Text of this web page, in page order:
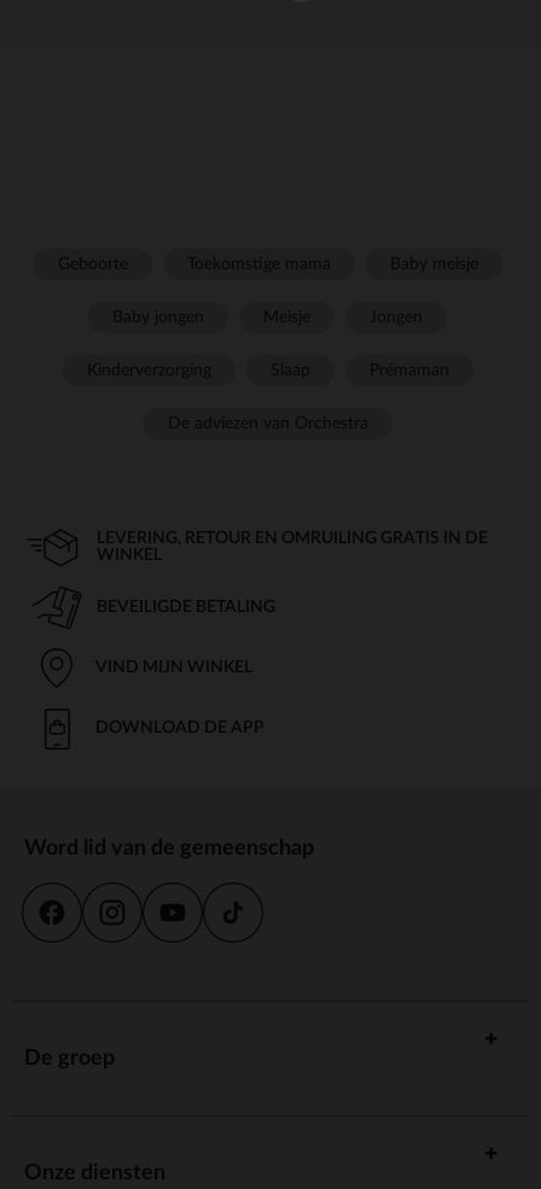
LEVERING, RETOUR EN OMRUILING GRATIS IN DE
WINKEL
BEVEILIGDE BETALING
VIND MIJN WINKEL
DOWNLOAD DE APP
Word lid van de gemeenschap
De groep
Onze diensten